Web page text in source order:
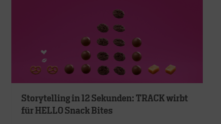
Storytelling in 12 Sekunden: TRACK wirbt
für HELLO Snack Bites